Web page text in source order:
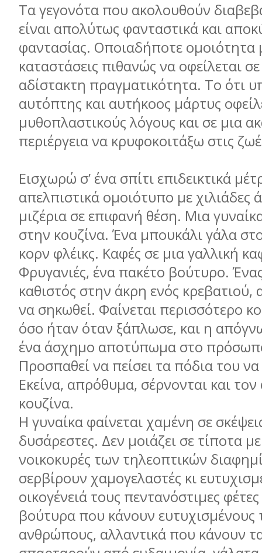
Τα γεγονότα που ακολουθούν
είναι απολύτως φανταστικά και
φαντασίας. Οποιαδήποτε ομοιότητα
καταστάσεις πιθανώς να οφείλεται
αδίστακτη πραγματικότητα. Το ότι
αυτόπτης και αυτήκοος μάρτυς
μυθοπλαστικούς λόγους και σε μια
περιέργεια να κρυφοκοιτάξω στις
Εισχωρώ σ’ ένα σπίτι επιδεικτικά
απελπιστικά ομοιότυπο με χιλιάδες
μιζέρια σε επιφανή θέση. Μια
στην κουζίνα. Ένα μπουκάλι γάλα
κορν φλέικς. Καφές σε μια γαλλική
Φρυγανιές, ένα πακέτο βούτυρο.
καθιστός στην άκρη ενός
να σηκωθεί. Φαίνεται περισσότερο
όσο ήταν όταν ξάπλωσε, και η
ένα άσχημο αποτύπωμα στο
Προσπαθεί να πείσει τα πόδια του
Εκείνα, απρόθυμα, σέρνονται και
κουζίνα.
Η γυναίκα φαίνεται χαμένη σε
δυσάρεστες. Δεν μοιάζει σε τίποτα
νοικοκυρές των τηλεοπτικών
σερβίρουν χαμογελαστές κι
οικογένειά τους πεντανόστιμες
βούτυρα που κάνουν ευτυχισμένους
ανθρώπους, αλλαντικά που κάνουν